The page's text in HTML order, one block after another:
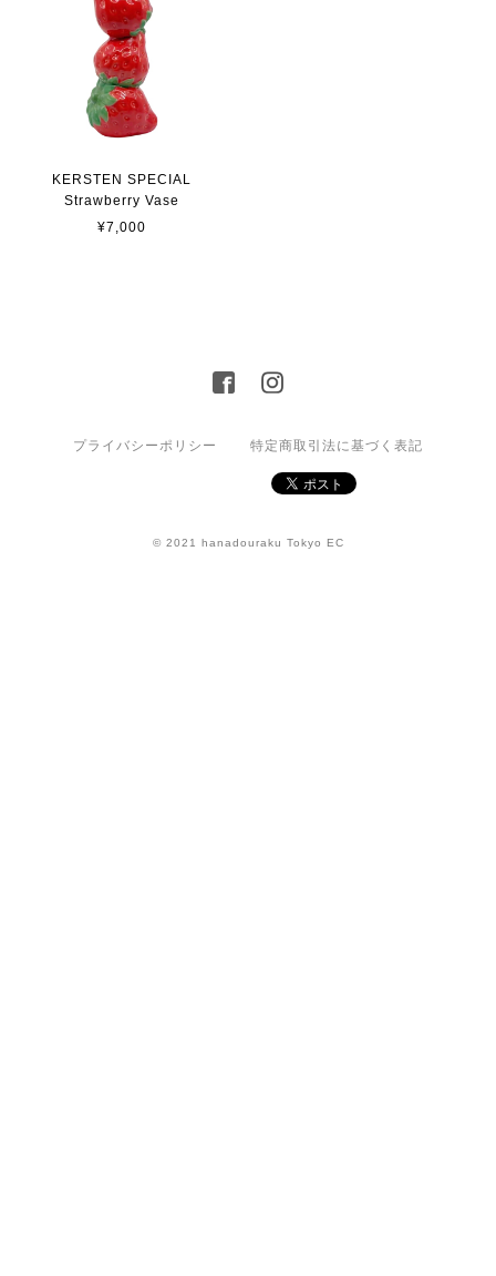
KERSTEN SPECIAL
Strawberry Vase
¥7,000
プライバシーポリシー 特定商取引法に基づく表記
© 2021 hanadouraku Tokyo EC